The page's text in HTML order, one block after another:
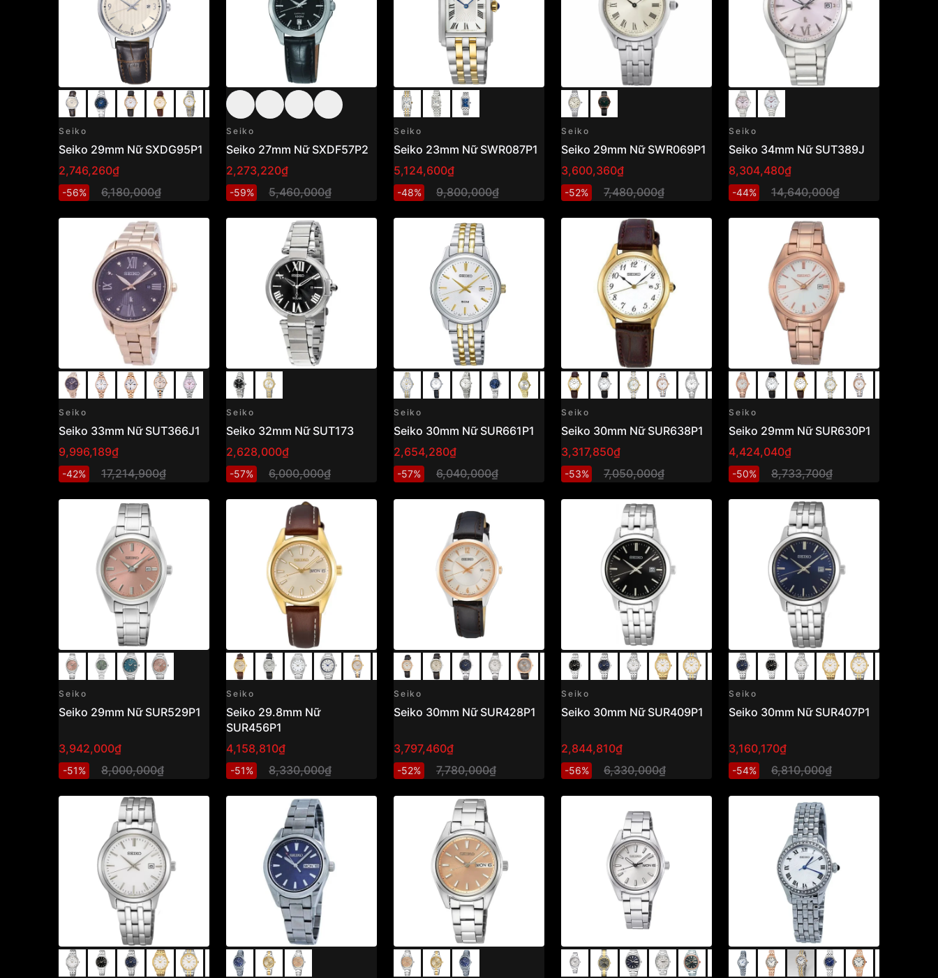
Seiko
Seiko 29mm Nữ SXDG95P1
2,746,260₫
-56% 6,180,000₫
Seiko
Seiko 27mm Nữ SXDF57P2
2,273,220₫
-59% 5,460,000₫
Seiko
Seiko 23mm Nữ SWR087P1
5,124,600₫
-48% 9,800,000₫
Seiko
Seiko 29mm Nữ SWR069P1
3,600,360₫
-52% 7,480,000₫
Seiko
Seiko 34mm Nữ SUT389J
8,304,480₫
-44% 14,640,000₫
Seiko
Seiko 33mm Nữ SUT366J1
9,996,189₫
-42% 17,214,900₫
Seiko
Seiko 32mm Nữ SUT173
2,628,000₫
-57% 6,000,000₫
Seiko
Seiko 30mm Nữ SUR661P1
2,654,280₫
-57% 6,040,000₫
Seiko
Seiko 30mm Nữ SUR638P1
3,317,850₫
-53% 7,050,000₫
Seiko
Seiko 29mm Nữ SUR630P1
4,424,040₫
-50% 8,733,700₫
Seiko
Seiko 29mm Nữ SUR529P1
3,942,000₫
-51% 8,000,000₫
Seiko
Seiko 29.8mm Nữ
SUR456P1
4,158,810₫
-51% 8,330,000₫
Seiko
Seiko 30mm Nữ SUR428P1
3,797,460₫
-52% 7,780,000₫
Seiko
Seiko 30mm Nữ SUR409P1
2,844,810₫
-56% 6,330,000₫
Seiko
Seiko 30mm Nữ SUR407P1
3,160,170₫
-54% 6,810,000₫